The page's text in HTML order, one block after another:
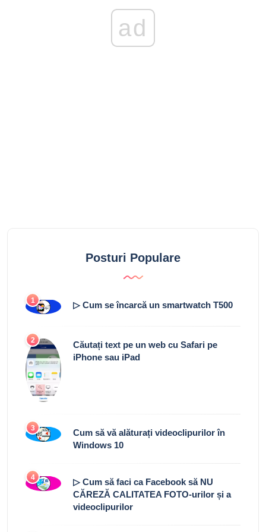
ad
Posturi Populare
1 ▷ Cum se încarcă un smartwatch T500
2
Căutați text pe un web cu Safari pe
iPhone sau iPad
3
Cum să vă alăturați videoclipurilor în
Windows 10
4
▷ Cum să faci ca Facebook să NU
CĂREZĂ CALITATEA FOTO-urilor și a
videoclipurilor